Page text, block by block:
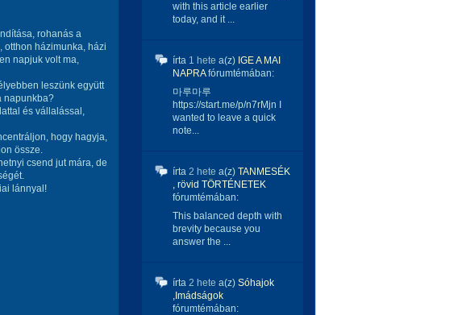
rohanás a
otthon házimunka, házi
napjuk volt ma,
leszünk együtt
napunkba?
és vállalással,
hogy hagyja,
össze.
csend jut mára, de
lánnyal!
with this article earlier
today, and it ...
írta 1 hete a(z) IGE A MAI
NAPRAfórumtémában:
마루마루
https://start.me/p/n7rMjn I
wanted to leave a quick
note...
írta 2 hete a(z) TANMESÉK
, rövid TÖRTÉNETEK
fórumtémában:
This balanced depth with
brevity because you
answer the ...
írta 2 hete a(z) Sóhajok
,Imádságok
fórumtémában: